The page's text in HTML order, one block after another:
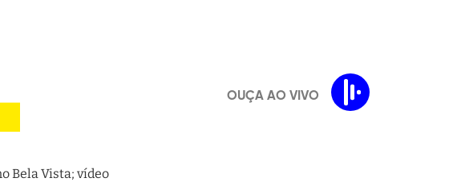
OUÇA AO VIVO
Bela Vista; vídeo